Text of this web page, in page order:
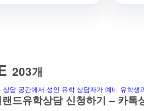
203개
드유학상담 신청하기 – 카톡